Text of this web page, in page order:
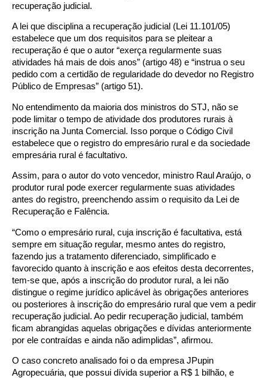
recuperação judicial.
A lei que disciplina a recuperação judicial (Lei 11.101/05)
estabelece que um dos requisitos para se pleitear a
recuperação é que o autor “exerça regularmente suas
atividades há mais de dois anos” (artigo 48) e “instrua o seu
pedido com a certidão de regularidade do devedor no Registro
Público de Empresas” (artigo 51).
No entendimento da maioria dos ministros do STJ, não se
pode limitar o tempo de atividade dos produtores rurais à
inscrição na Junta Comercial. Isso porque o Código Civil
estabelece que o registro do empresário rural e da sociedade
empresária rural é facultativo.
Assim, para o autor do voto vencedor, ministro Raul Araújo, o
produtor rural pode exercer regularmente suas atividades
antes do registro, preenchendo assim o requisito da Lei de
Recuperação e Falência.
“Como o empresário rural, cuja inscrição é facultativa, está
sempre em situação regular, mesmo antes do registro,
fazendo jus a tratamento diferenciado, simplificado e
favorecido quanto à inscrição e aos efeitos desta decorrentes,
tem-se que, após a inscrição do produtor rural, a lei não
distingue o regime jurídico aplicável às obrigações anteriores
ou posteriores à inscrição do empresário rural que vem a pedir
recuperação judicial. Ao pedir recuperação judicial, também
ficam abrangidas aquelas obrigações e dívidas anteriormente
por ele contraídas e ainda não adimplidas”, afirmou.
O caso concreto analisado foi o da empresa JPupin
Agropecuária, que possui dívida superior a R$ 1 bilhão, e